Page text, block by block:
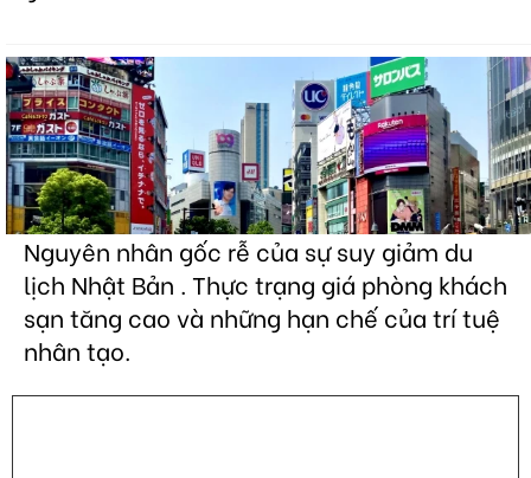
Nguyên nhân gốc rễ của sự suy giảm du
lịch Nhật Bản . Thực trạng giá phòng khách
sạn tăng cao và những hạn chế của trí tuệ
nhân tạo.